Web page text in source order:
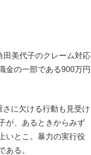
美代子のクレーム対応
金の一部である900万円
に欠ける行動も見受け
が、あるときからみず
いとこ。暴力の実行役
ある。